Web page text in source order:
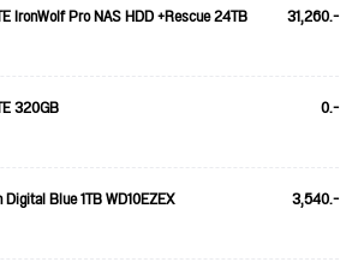
IronWolf Pro NAS HDD +Rescue 24TB 31,260.-
320GB 0.-
Blue 1TB WD10EZEX 3,540.-